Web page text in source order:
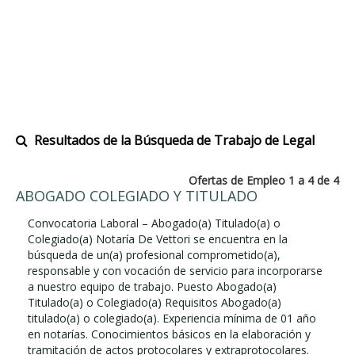
Resultados de la Búsqueda de Trabajo de Legal
Ofertas de Empleo 1 a 4 de 4
ABOGADO COLEGIADO Y TITULADO
Convocatoria Laboral – Abogado(a) Titulado(a) o
Colegiado(a) Notaría De Vettori se encuentra en la
búsqueda de un(a) profesional comprometido(a),
responsable y con vocación de servicio para incorporarse
a nuestro equipo de trabajo. Puesto Abogado(a)
Titulado(a) o Colegiado(a) Requisitos Abogado(a)
titulado(a) o colegiado(a). Experiencia mínima de 01 año
en notarías. Conocimientos básicos en la elaboración y
tramitación de actos protocolares y extraprotocolares.